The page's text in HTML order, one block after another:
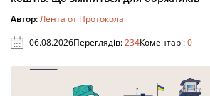
Автор:Лента от Протокола
06.08.2026Переглядів:234Коментарі:0